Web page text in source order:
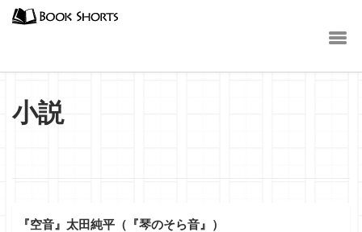
小説
『空音』太田純平（『琴のそら音』）